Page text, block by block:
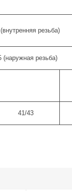
резьба)
(наружная резьба)
41/43